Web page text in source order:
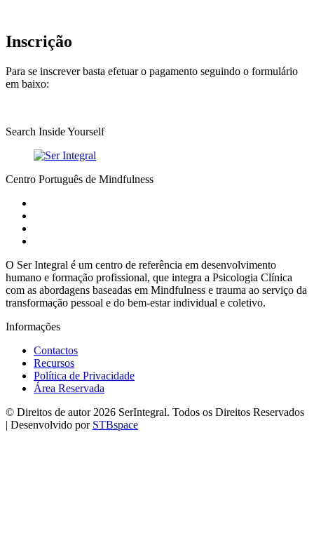
Inscrição
Para se inscrever basta efetuar o pagamento seguindo o formulário
em baixo:
Search Inside Yourself
Centro Português de Mindfulness
O Ser Integral é um centro de referência em desenvolvimento
humano e formação profissional, que integra a Psicologia Clínica
com as abordagens baseadas em Mindfulness e trauma ao serviço da
transformação pessoal e do bem-estar individual e coletivo.
Informações
Contactos
Recursos
Política de Privacidade
Área Reservada
© Direitos de autor 2026 SerIntegral. Todos os Direitos Reservados
| Desenvolvido por STBspace